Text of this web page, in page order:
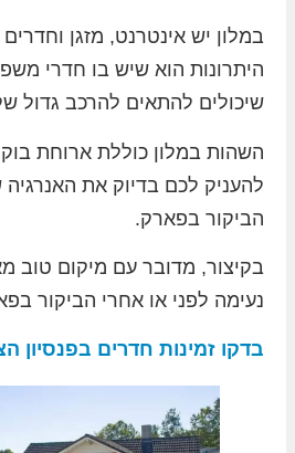
במלון יש אינטרנט, מזגן
היתרונות הוא שיש בו חדרי
שיכולים להתאים להרכב גדול
השהות במלון כוללת ארוחת
להעניק לכם בדיוק את האנרגיה
הביקור בפארק.
בקיצור, מדובר עם מיקום טוב
נעימה לפני או אחרי הביקור
בדקו זמינות חדרים בפנסיון